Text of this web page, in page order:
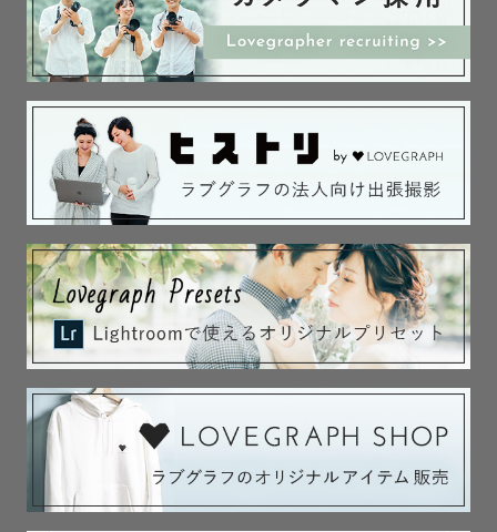
おばあちゃんとの写真は残っていません。
顔も写真の中でしか知りません。
でも、写真があったからこそ
祖母の存在を知ることができました。
今、そばにいる
あなたにとって大切な人たちとのお別れも
いつ来るかわかりません。
「写真に残っていてよかった」と
思える日が来るはずです。
写真を撮って残した自分に
感謝する日が必ずくると思います。
今の時代は思い出す手段として、
自分でも簡単に写真を撮れます。